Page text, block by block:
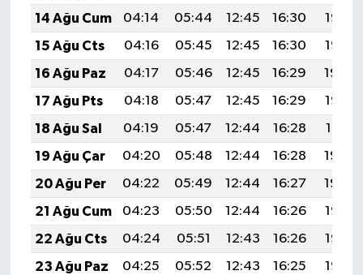
14 Ağu Cum
04:14 05:44 12:45 16:30
19:36
15 Ağu Cts
04:16 05:45 12:45 16:30
19:35
16 Ağu Paz
04:17 05:46 12:45 16:29
19:34
17 Ağu Pts
04:18 05:47 12:45 16:29
19:33
18 Ağu Sal
04:19 05:47 12:44 16:28
19:31
19 Ağu Çar
04:20 05:48 12:44 16:28
19:30
20 Ağu Per
04:22 05:49 12:44 16:27
19:29
21 Ağu Cum
04:23 05:50 12:44 16:26
19:28
22 Ağu Cts
04:24 05:51 12:43 16:26
19:26
23 Ağu Paz
04:25 05:52 12:43 16:25
19:25